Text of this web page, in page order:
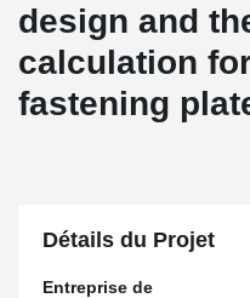
design and
calculation
fastening
Détails du Projet
Entreprise de